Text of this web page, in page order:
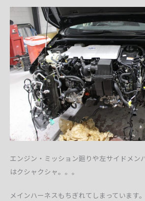
エンジン・ミッション廻りや左サイドメン
はクシャクシャ。。。
メインハーネスもちぎれてしまっています。